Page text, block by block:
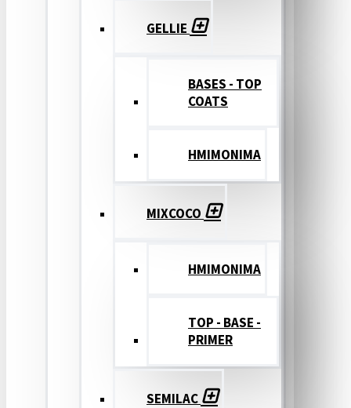
GELLIE
BASES - TOP
COATS
ΗΜΙΜΟΝΙΜΑ
MIXCOCO
HMIMONIMA
TOP - BASE -
PRIMER
SEMILAC